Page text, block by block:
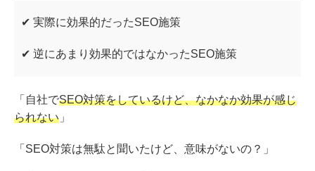
✔ 実際に効果的だったSEO施策
✔ 逆にあまり効果的ではなかったSEO施策
「自社でSEO対策をしているけど、なかなか効果が感じ
られない 」
「SEO対策は無駄と聞いたけど、意味がないの？」